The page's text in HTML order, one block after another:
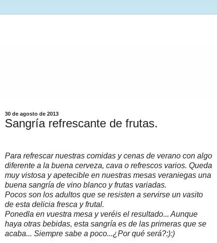
30 de agosto de 2013
Sangría refrescante de frutas.
Para refrescar nuestras comidas y cenas de verano con algo
diferente a la buena cerveza, cava o refrescos varios. Queda
muy vistosa y apetecible en nuestras mesas veraniegas una
buena sangría de vino blanco y frutas variadas.
Pocos son los adultos que se resisten a servirse un vasito
de esta delicia fresca y frutal.
Ponedla en vuestra mesa y veréis el resultado... Aunque
haya otras bebidas, esta sangría es de las primeras que se
acaba... Siempre sabe a poco...¿Por qué será?:):)